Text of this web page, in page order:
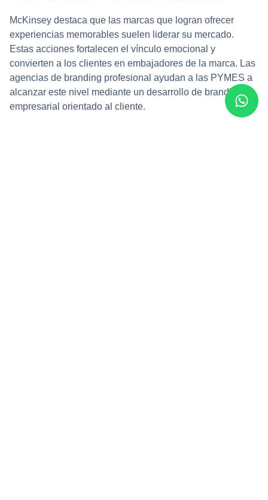
McKinsey destaca que las marcas que logran ofrecer
experiencias memorables suelen liderar su mercado.
Estas acciones fortalecen el vínculo emocional y
convierten a los clientes en embajadores de la marca. Las
agencias de branding profesional ayudan a las PYMES a
alcanzar este nivel mediante un desarrollo de branding
empresarial orientado al cliente.